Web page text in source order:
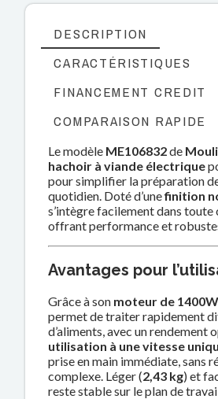
DESCRIPTION
CARACTÉRISTIQUES
FINANCEMENT CREDIT
COMPARAISON RAPIDE
Le modèle ME106832de
hachoir à viande électrique
pour simplifier la préparation
quotidien. Doté d’unefinition
s’intègre facilement dans toute
offrant performance et
Avantages pour
Grâce à son moteur de 1400W
permet de traiter rapidement
d’aliments, avec un rendement
utilisation à une vitesse
prise en main immédiate, sans
complexe. Léger (2,43 kg) et
reste stable sur le plan de